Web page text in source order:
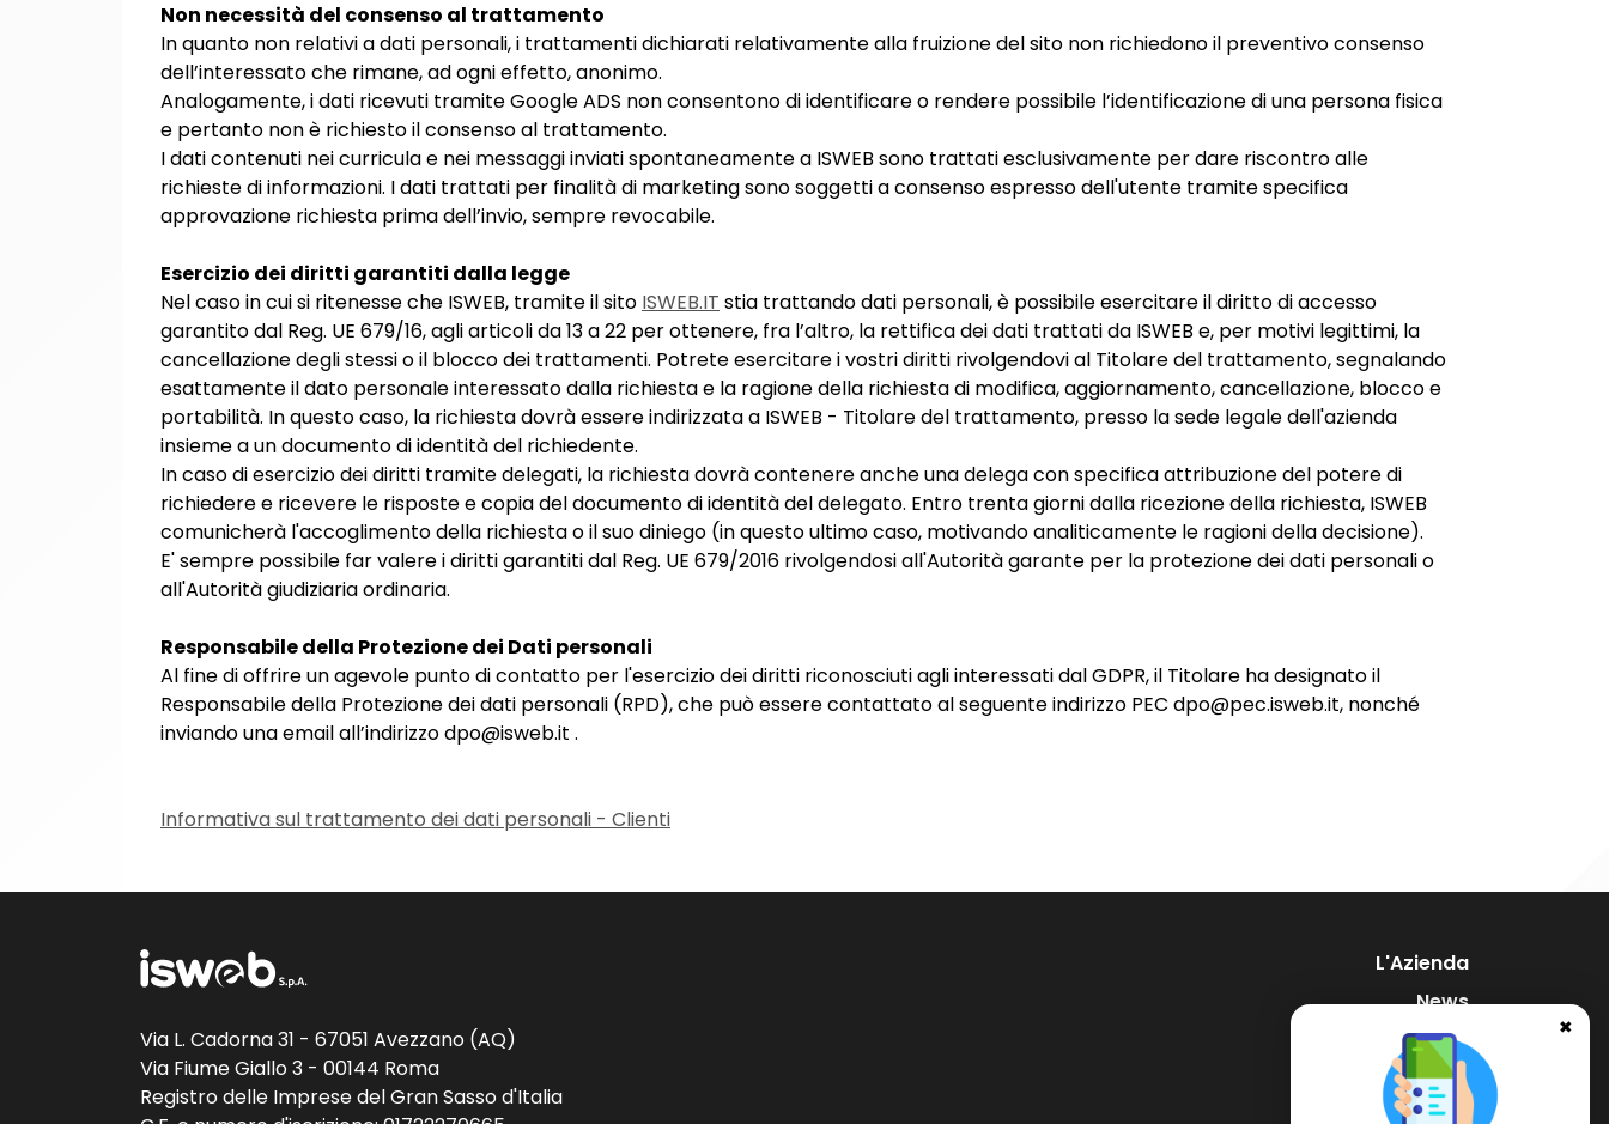
Non necessità del consenso al trattamento
In quanto non relativi a dati personali, i trattamenti dichiarati relativamente alla fruizione del sito non richiedono il preventivo consenso
dell’interessato che rimane, ad ogni effetto, anonimo.
Analogamente, i dati ricevuti tramite Google ADS non consentono di identificare o rendere possibile l’identificazione di una persona fisica
e pertanto non è richiesto il consenso al trattamento.
I dati contenuti nei curricula e nei messaggi inviati spontaneamente a ISWEB sono trattati esclusivamente per dare riscontro alle
richieste di informazioni. I dati trattati per finalità di marketing sono soggetti a consenso espresso dell'utente tramite specifica
approvazione richiesta prima dell’invio, sempre revocabile.
Esercizio dei diritti garantiti dalla legge
Nel caso in cui si ritenesse che ISWEB, tramite il sito ISWEB.IT stia trattando dati personali, è possibile esercitare il diritto di accesso
garantito dal Reg. UE 679/16, agli articoli da 13 a 22 per ottenere, fra l’altro, la rettifica dei dati trattati da ISWEB e, per motivi legittimi, la
cancellazione degli stessi o il blocco dei trattamenti. Potrete esercitare i vostri diritti rivolgendovi al Titolare del trattamento, segnalando
esattamente il dato personale interessato dalla richiesta e la ragione della richiesta di modifica, aggiornamento, cancellazione, blocco e
portabilità. In questo caso, la richiesta dovrà essere indirizzata a ISWEB - Titolare del trattamento, presso la sede legale dell'azienda
insieme a un documento di identità del richiedente.
In caso di esercizio dei diritti tramite delegati, la richiesta dovrà contenere anche una delega con specifica attribuzione del potere di
richiedere e ricevere le risposte e copia del documento di identità del delegato. Entro trenta giorni dalla ricezione della richiesta, ISWEB
comunicherà l'accoglimento della richiesta o il suo diniego (in questo ultimo caso, motivando analiticamente le ragioni della decisione).
E' sempre possibile far valere i diritti garantiti dal Reg. UE 679/2016 rivolgendosi all'Autorità garante per la protezione dei dati personali o
all'Autorità giudiziaria ordinaria.
Responsabile della Protezione dei Dati personali
Al fine di offrire un agevole punto di contatto per l'esercizio dei diritti riconosciuti agli interessati dal GDPR, il Titolare ha designato il
Responsabile della Protezione dei dati personali (RPD), che può essere contattato al seguente indirizzo PEC dpo@pec.isweb.it, nonché
inviando una email all’indirizzo dpo@isweb.it .
Informativa sul trattamento dei dati personali - Clienti
✖
Via L. Cadorna 31 - 67051 Avezzano (AQ)
Via Fiume Giallo 3 - 00144 Roma
Registro delle Imprese del Gran Sasso d'Italia
L'Azienda
News
Supporto
Contatti